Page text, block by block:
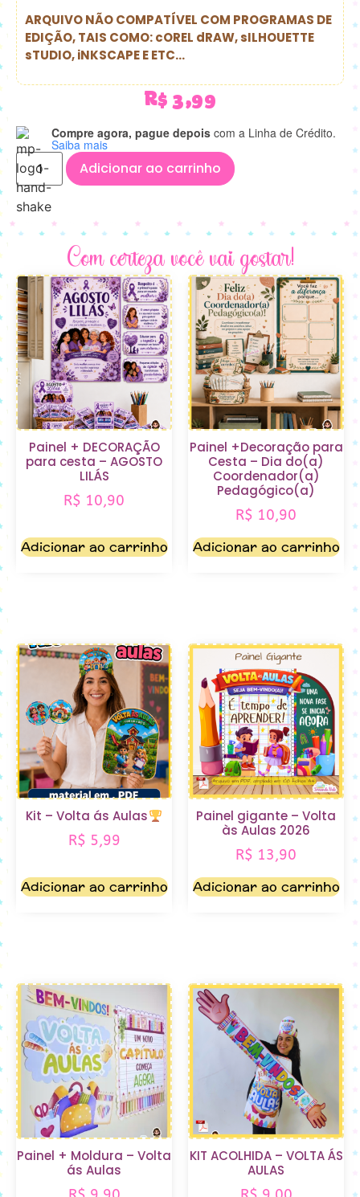
ARQUIVO NÃO COMPATÍVEL COM PROGRAMAS DE
EDIÇÃO, TAIS COMO: cOREL dRAW, sILHOUETTE
sTUDIO, iNKSCAPE E ETC…
R$ 3,99
Compre agora, pague depois com a Linha de Crédito.
Saiba mais
Adicionar ao carrinho
Com certeza você vai gostar!
Painel + DECORAÇÃO
para cesta – AGOSTO
LILÁS
R$ 10,90
Adicionar ao carrinho
Painel +Decoração para
Cesta – Dia do(a)
Coordenador(a)
Pedagógico(a)
R$ 10,90
Adicionar ao carrinho
Kit – Volta ás Aulas
R$ 5,99
Adicionar ao carrinho
Painel gigante – Volta
às Aulas 2026
R$ 13,90
Adicionar ao carrinho
Painel + Moldura – Volta
ás Aulas
KIT ACOLHIDA – VOLTA ÁS
AULAS